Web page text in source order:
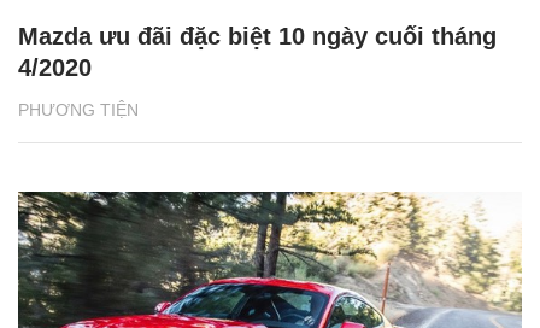
PHƯƠNG TIỆN
Mazda ưu đãi đặc biệt 10 ngày cuối tháng
4/2020